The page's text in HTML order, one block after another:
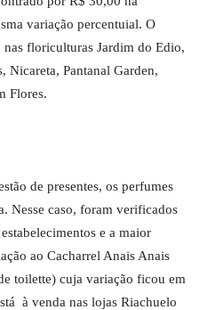
variação percentuial. O
nas floriculturas Jardim do Edio,
Nicareta, Pantanal Garden,
Flores.
de presentes, os perfumes
Nesse caso, foram verificados
e a maior
ao Cacharrel Anais Anais
toilette) cuja variação ficou em
à venda nas lojas Riachuelo